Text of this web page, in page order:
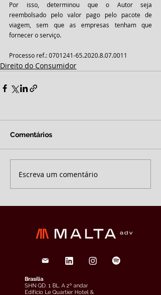
Por isso, determinou que o Autor seja
reembolsado pelo valor pago pelo pacote de
viagem, sem que as empresas tenham que
fornecer o serviço.
Processo ref.: 0701241-65.2020.8.07.0011
Direito do Consumidor
Comentários
Escreva um comentário
Brasília
SHN QD. 1 BL. A 2º andar
Edifício Le Quartier Hotel &